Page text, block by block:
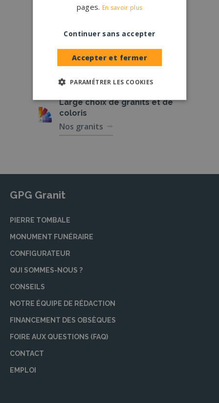
Configurateur
1.200 partenairesen France
Large choix degranits et de
coloris
Nos granits
GPG Granit
PIERRE TOMBALE
MONUMENT FUNÉRAIRE
CONFIGURATEUR
QUI SOMMES-NOUS ?
CONSEILS
NOTRE ÉQUIPE DE RÉDACTION
FINANCEMENT DES OBSÈQUES
FOIRE AUX QUESTIONS (FAQ)
CONTACT
EMPLOI
pages. En savoir plus
Accepter et fermer
Continuer sans accepter
PARAMÉTRER LES COOKIES